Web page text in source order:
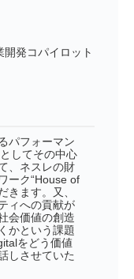
発コパイロット
パフォーマン
してその中心
、ネスレの財
ーク“House of
きます。又、
ィへの貢献が
会価値の創造
かという課題
をどう価値
しさせていた